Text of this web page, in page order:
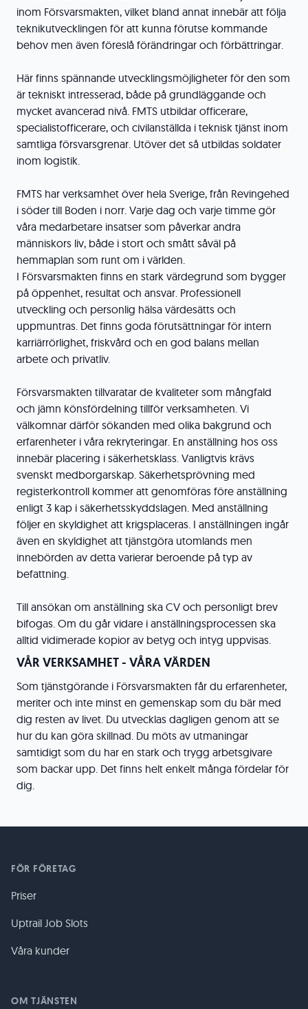
inom Försvarsmakten, vilket bland annat innebär att följa
teknikutvecklingen för att kunna förutse kommande
behov men även föreslå förändringar och förbättringar.
Här finns spännande utvecklingsmöjligheter för den som
är tekniskt intresserad, både på grundläggande och
mycket avancerad nivå. FMTS utbildar officerare,
specialistofficerare, och civilanställda i teknisk tjänst inom
samtliga försvarsgrenar. Utöver det så utbildas soldater
inom logistik.
FMTS har verksamhet över hela Sverige, från Revingehed
i söder till Boden i norr. Varje dag och varje timme gör
våra medarbetare insatser som påverkar andra
människors liv, både i stort och smått såväl på
hemmaplan som runt om i världen.
I Försvarsmakten finns en stark värdegrund som bygger
på öppenhet, resultat och ansvar. Professionell
utveckling och personlig hälsa värdesätts och
uppmuntras. Det finns goda förutsättningar för intern
karriärrörlighet, friskvård och en god balans mellan
arbete och privatliv.
Försvarsmakten tillvaratar de kvaliteter som mångfald
och jämn könsfördelning tillför verksamheten. Vi
välkomnar därför sökanden med olika bakgrund och
erfarenheter i våra rekryteringar. En anställning hos oss
innebär placering i säkerhetsklass. Vanligtvis krävs
svenskt medborgarskap. Säkerhetsprövning med
registerkontroll kommer att genomföras före anställning
enligt 3 kap i säkerhetsskyddslagen. Med anställning
följer en skyldighet att krigsplaceras. I anställningen ingår
även en skyldighet att tjänstgöra utomlands men
innebörden av detta varierar beroende på typ av
befattning.
Till ansökan om anställning ska CV och personligt brev
bifogas. Om du går vidare i anställningsprocessen ska
alltid vidimerade kopior av betyg och intyg uppvisas.
VÅR VERKSAMHET - VÅRA VÄRDEN
Som tjänstgörande i Försvarsmakten får du erfarenheter,
meriter och inte minst en gemenskap som du bär med
dig resten av livet. Du utvecklas dagligen genom att se
hur du kan göra skillnad. Du möts av utmaningar
samtidigt som du har en stark och trygg arbetsgivare
som backar upp. Det finns helt enkelt många fördelar för
dig.
FÖR FÖRETAG
Priser
Uptrail Job Slots
Våra kunder
OM TJÄNSTEN